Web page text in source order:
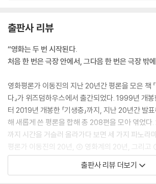
80. 「500일의 썸머」 마크 웨브
82. 「아바타」 제임스 캐머런
83. 「더 문」 덩컨 존스
85. 「브로큰 임브레이스」 페드로 알모도바르
86. 「2012」 롤란트 에머리히
87. 「여행자」 우니 르콩트
88. 「바스터즈: 거친 녀석들」 쿠엔틴 타란티노
89. 「파주」 박찬옥
90. 「호우시절」 허진호
92. 「디스 이즈 잉글랜드」 셰인 메도스
--- p.187, 「몬스터 콜」 중에서
여기서 기억은 결국 불쑥불쑥 틈입해 들어오는 경험
서지고 쪼개지는 망각에 힘을 다해 맞서는 저항의
서 갈라지는 것들은 파괴력을 가졌지만 이어지는 것
이름을 묻고 또 물으며 잊지 않으려 애쓰고 또 애쓴
어 둘을 연결하고 비극의 구멍을 메운다. 이 영화에
半)은 안간힘이다.
--- pp.278~279, 「너의 이름은.」 중에서
그러니까 삶의 모든 시절에는 그 시절만의 치열한
른다고 문제가 저절로 해결되지는 않는다. 시간이
라질 뿐이다. 그 모든 사람과 사람 사이의 관계에서
출판사 리뷰
“영화는 두 번 시작된다.
처음 한 번은 극장 안에서, 그다음 한 번은 극장 밖
영화평론가 이동진의 지난 20년간 평론을 모은 책
다』가 위즈덤하우스에서 출간되었다. 1999년 개봉
터 2019년 개봉한 「기생충」까지, 지난 20년간 발
해 새롭게 쓴 평론을 합해 총 208편을 모아 엮었
까지 시간을 거슬러 올라가다 보면 세 가지 파노라
평론가 이동진의 20년, ② 영화계의 20년, 그리고
년. 그야말로 21세기 영화계의 첫 20년이 총결산
아니다. 200편이 넘는 영화가 전하는 메시지를 통
출판사 리뷰 더보기